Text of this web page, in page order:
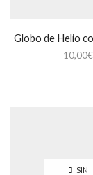
Globo de Helio
10,00€
SIN